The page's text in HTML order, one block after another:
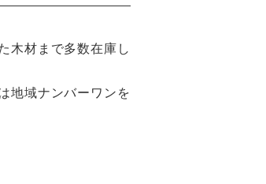
木材まで多数在庫し
地域ナンバーワンを